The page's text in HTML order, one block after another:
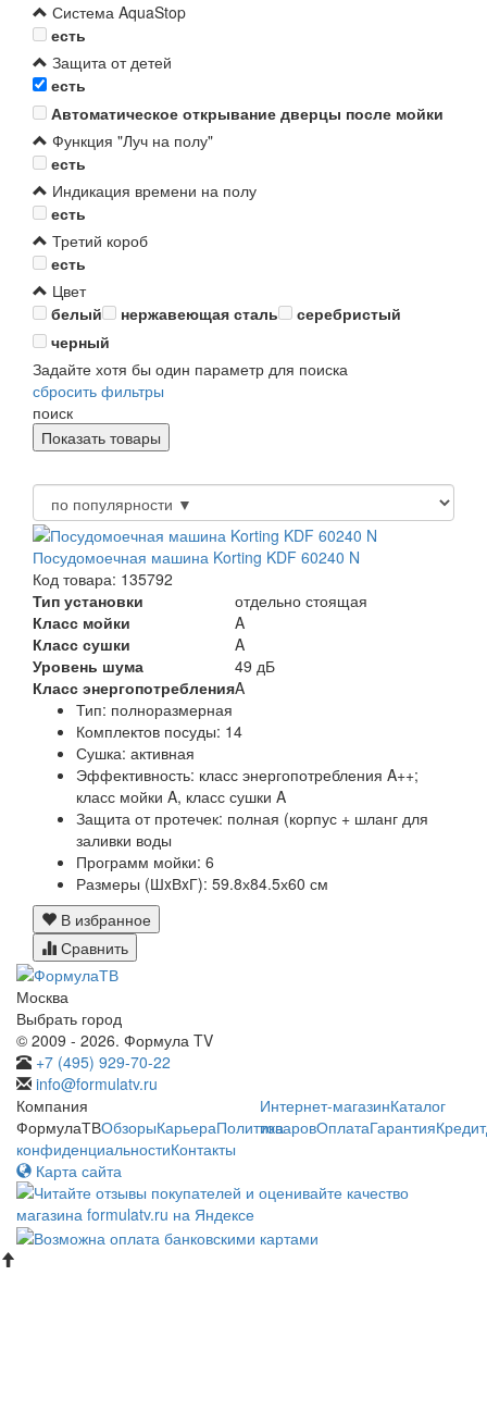
Система AquaStop
есть
Защита от детей
есть
Автоматическое открывание дверцы после мойки
Функция "Луч на полу"
есть
Индикация времени на полу
есть
Третий короб
есть
Цвет
белый
нержавеющая сталь
серебристый
черный
Задайте хотя бы один параметр для поиска
сбросить фильтры
поиск
Посудомоечная машина Korting KDF 60240 N
Код товара: 135792
Тип установки
отдельно стоящая
Класс мойки
A
Класс сушки
A
Уровень шума
49 дБ
Класс энергопотребленияA
Тип: полноразмерная
Комплектов посуды: 14
Сушка: активная
Эффективность: класс энергопотребления A++;
класс мойки A, класс сушки A
Защита от протечек: полная (корпус + шланг для
заливки воды
Программ мойки: 6
Размеры (ШxВxГ): 59.8х84.5х60 см
В избранное
Сравнить
Москва
Выбрать город
© 2009 - 2026. Формула TV
+7 (495) 929-70-22
info@formulatv.ru
Компания
ФормулаТВОбзорыКарьераПолитика
конфиденциальностиКонтакты
Интернет-магазинКаталог
товаровОплатаГарантияКредит
Карта сайта